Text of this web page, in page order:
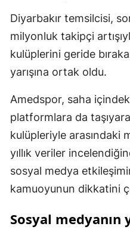
Diyarbakır temsilcisi,
milyonluk takipçi
kulüplerini geride
yarışına ortak oldu.
Amedspor, saha
platformlara da
kulüpleriyle arasındaki
yıllık veriler
sosyal medya
kamuoyunun dikkatini
Sosyal